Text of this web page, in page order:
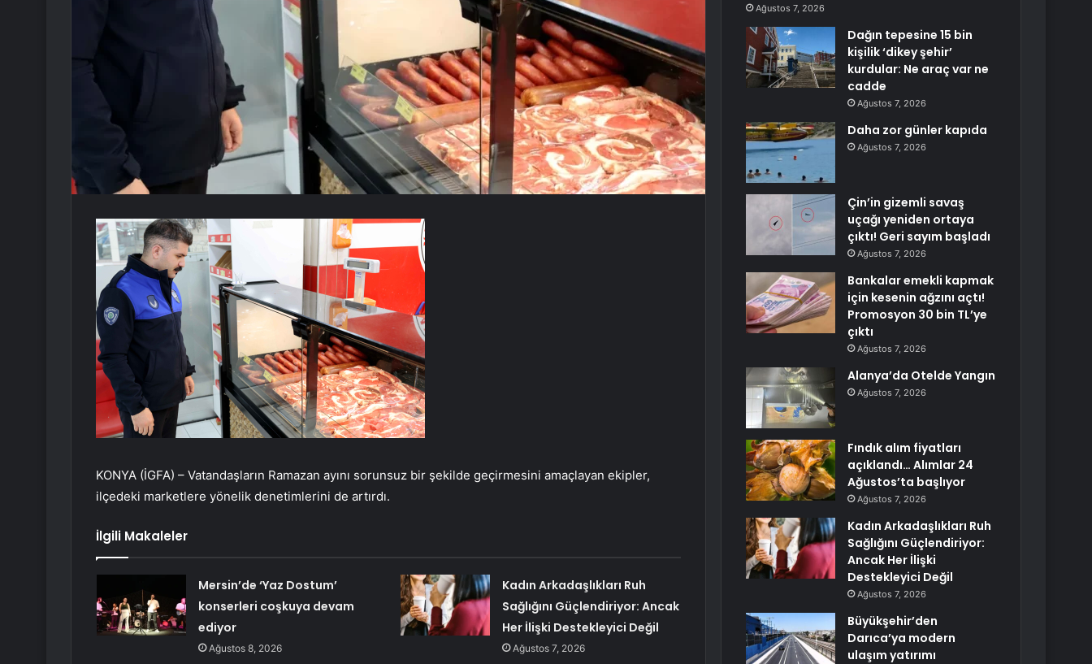
KONYA (İGFA) – Vatandaşların Ramazan ayını sorunsuz bir şekilde geçirmesini amaçlayan ekipler,
ilçedeki marketlere yönelik denetimlerini de artırdı.
İlgili Makaleler
Mersin’de ‘Yaz Dostum’
konserleri coşkuya devam
ediyor
Ağustos 8, 2026
Kadın Arkadaşlıkları Ruh
Sağlığını Güçlendiriyor: Ancak
Her İlişki Destekleyici Değil
Ağustos 7, 2026
Ağustos 7, 2026
Dağın tepesine 15 bin
kişilik ‘dikey şehir’
kurdular: Ne araç var ne
cadde
Ağustos 7, 2026
Daha zor günler kapıda
Ağustos 7, 2026
Çin’in gizemli savaş
uçağı yeniden ortaya
çıktı! Geri sayım başladı
Ağustos 7, 2026
Bankalar emekli kapmak
için kesenin ağzını açtı!
Promosyon 30 bin TL’ye
çıktı
Ağustos 7, 2026
Alanya’da Otelde Yangın
Ağustos 7, 2026
Fındık alım fiyatları
açıklandı… Alımlar 24
Ağustos’ta başlıyor
Ağustos 7, 2026
Kadın Arkadaşlıkları Ruh
Sağlığını Güçlendiriyor:
Ancak Her İlişki
Destekleyici Değil
Ağustos 7, 2026
Büyükşehir’den
Darıca’ya modern
ulaşım yatırımı